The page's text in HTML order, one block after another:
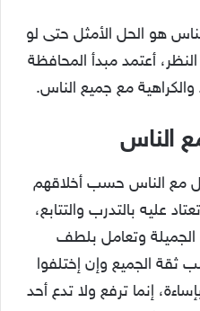
هو الحل الأمثل حتى لو
أعتمد مبدأ المحافظة
والكراهية مع جميع الناس.
الناس
مع الناس حسب أخلاقهم
عليه بالتدرب والتتابع،
وتعامل بلطف
الجميع وإن إختلفوا
إنما ترفع ولا تدع أحد